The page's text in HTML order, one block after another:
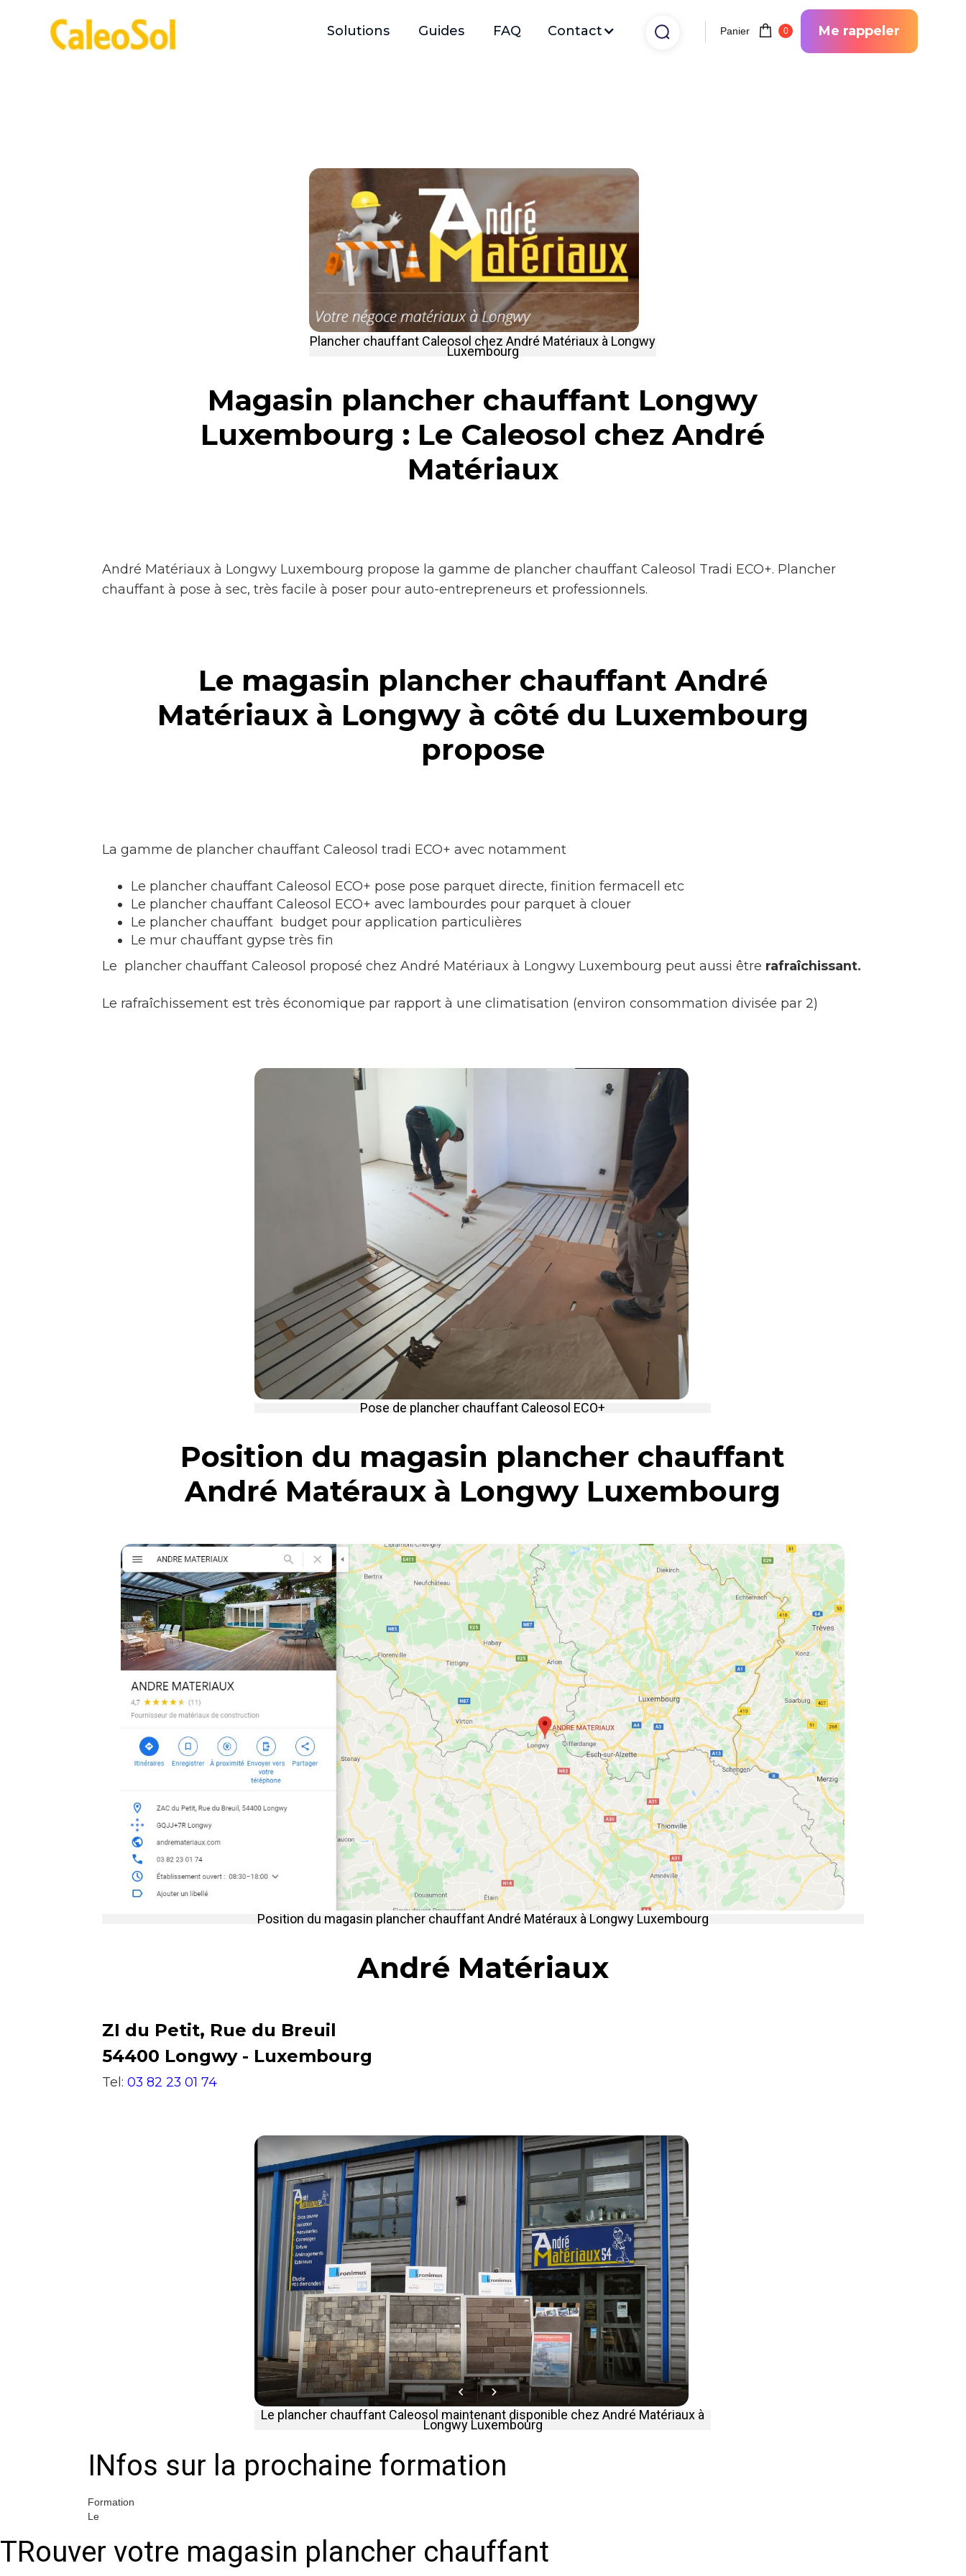
Solutions Guides FAQ Contact Me rappeler
Panier 0
Plancher chauffant Caleosol chez André Matériaux à Longwy
Luxembourg
Magasin plancher chauffant Longwy
Luxembourg : Le Caleosol chez André
Matériaux
André Matériaux à Longwy Luxembourg propose la gamme de plancher chauffant Caleosol Tradi ECO+. Plancher
chauffant à pose à sec, très facile à poser pour auto-entrepreneurs et professionnels.
Le magasin plancher chauffant André
Matériaux à Longwy à côté du Luxembourg
propose
La gamme de plancher chauffant Caleosol tradi ECO+ avec notamment
Le plancher chauffant Caleosol ECO+ pose pose parquet directe, finition fermacell etc
Le plancher chauffant Caleosol ECO+ avec lambourdes pour parquet à clouer
Le plancher chauffant budget pour application particulières
Le mur chauffant gypse très fin
Le plancher chauffant Caleosol proposé chez André Matériaux à Longwy Luxembourg peut aussi être rafraîchissant.
Le rafraîchissement est très économique par rapport à une climatisation (environ consommation divisée par 2)
Pose de plancher chauffant Caleosol ECO+
Position du magasin plancher chauffant
André Matéraux à Longwy Luxembourg
Position du magasin plancher chauffant André Matéraux à Longwy Luxembourg
André Matériaux
ZI du Petit, Rue du Breuil
54400 Longwy - Luxembourg
Tel: 03 82 23 01 74
Le plancher chauffant Caleosol maintenant disponible chez André Matériaux à
Longwy Luxembourg
INfos sur la prochaine formation
Formation
Le
TRouver votre magasin plancher chauffant